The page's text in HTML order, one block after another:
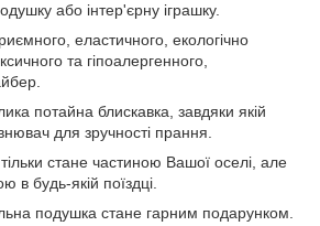
або інтер'єрну іграшку.
еластичного, екологічно
та гіпоалергенного,
потайна блискавка, завдяки якій
для зручності прання.
стане частиною Вашої оселі, але
в будь-якій поїздці.
подушка стане гарним подарунком.